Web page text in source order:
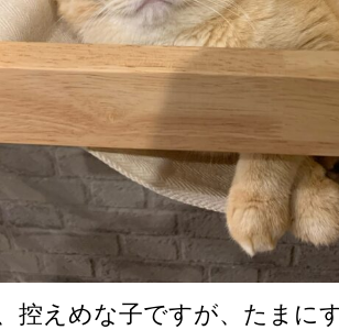
控えめな子ですが、たまに